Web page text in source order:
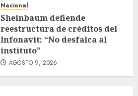
Nacional
Sheinbaum defiende
reestructura de créditos del
Infonavit: “No desfalca al
instituto”
AGOSTO 9, 2026